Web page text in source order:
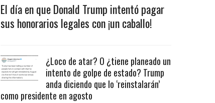
El día en que Donald Trump intentó pagar
sus honorarios legales con ¡un caballo!
¿Loco de atar? O ¿tiene planeado un
intento de golpe de estado? Trump
anda diciendo que lo ‘reinstalarán’
como presidente en agosto